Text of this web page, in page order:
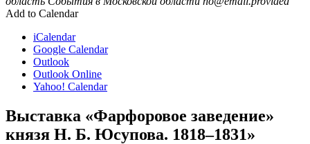
Add to Calendar
iCalendar
Google Calendar
Outlook
Outlook Online
Yahoo! Calendar
Выставка «Фарфоровое заведение»
князя Н. Б. Юсупова. 1818‒1831»